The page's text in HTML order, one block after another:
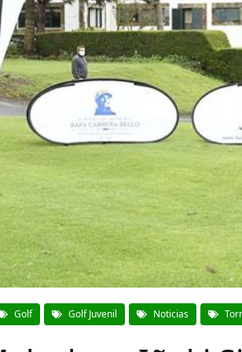
Golf Golf Juvenil Noticias